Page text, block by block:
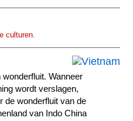
culturen.
Wanneer
wordt verslagen,
de wonderfluit van de
van Indo China